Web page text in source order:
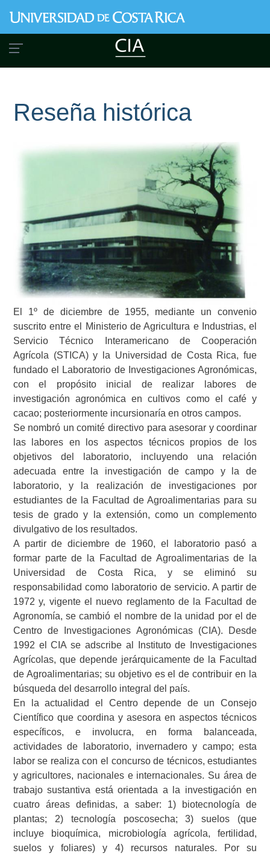
al
contenido
principal
Reseña histórica
El 1º de diciembre de 1955, mediante un convenio
suscrito entre el Ministerio de Agricultura e Industrias, el
Servicio Técnico Interamericano de Cooperación
Agrícola (STICA) y la Universidad de Costa Rica, fue
fundado el Laboratorio de Investigaciones Agronómicas,
con el propósito inicial de realizar labores de
investigación agronómica en cultivos como el café y
cacao; posteriormente incursionaría en otros campos.
Se nombró un comité directivo para asesorar y coordinar
las labores en los aspectos técnicos propios de los
objetivos del laboratorio, incluyendo una relación
adecuada entre la investigación de campo y la de
laboratorio, y la realización de investigaciones por
estudiantes de la Facultad de Agroalimentarias para su
tesis de grado y la extensión, como un complemento
divulgativo de los resultados.
A partir de diciembre de 1960, el laboratorio pasó a
formar parte de la Facultad de Agroalimentarias de la
Universidad de Costa Rica, y se eliminó su
responsabilidad como laboratorio de servicio. A partir de
1972 y, vigente el nuevo reglamento de la Facultad de
Agronomía, se cambió el nombre de la unidad por el de
Centro de Investigaciones Agronómicas (CIA). Desde
1992 el CIA se adscribe al Instituto de Investigaciones
Agrícolas, que depende jerárquicamente de la Facultad
de Agroalimentarias; su objetivo es el de contribuir en la
búsqueda del desarrollo integral del país.
En la actualidad el Centro depende de un Consejo
Científico que coordina y asesora en aspectos técnicos
específicos, e involucra, en forma balanceada,
actividades de laboratorio, invernadero y campo; esta
labor se realiza con el concurso de técnicos, estudiantes
y agricultores, nacionales e internacionales. Su área de
trabajo sustantiva está orientada a la investigación en
cuatro áreas definidas, a saber: 1) biotecnología de
plantas; 2) tecnología poscosecha; 3) suelos (que
incluye bioquímica, microbiología agrícola, fertilidad,
suelos y foliares) y 4) recursos naturales. Por su